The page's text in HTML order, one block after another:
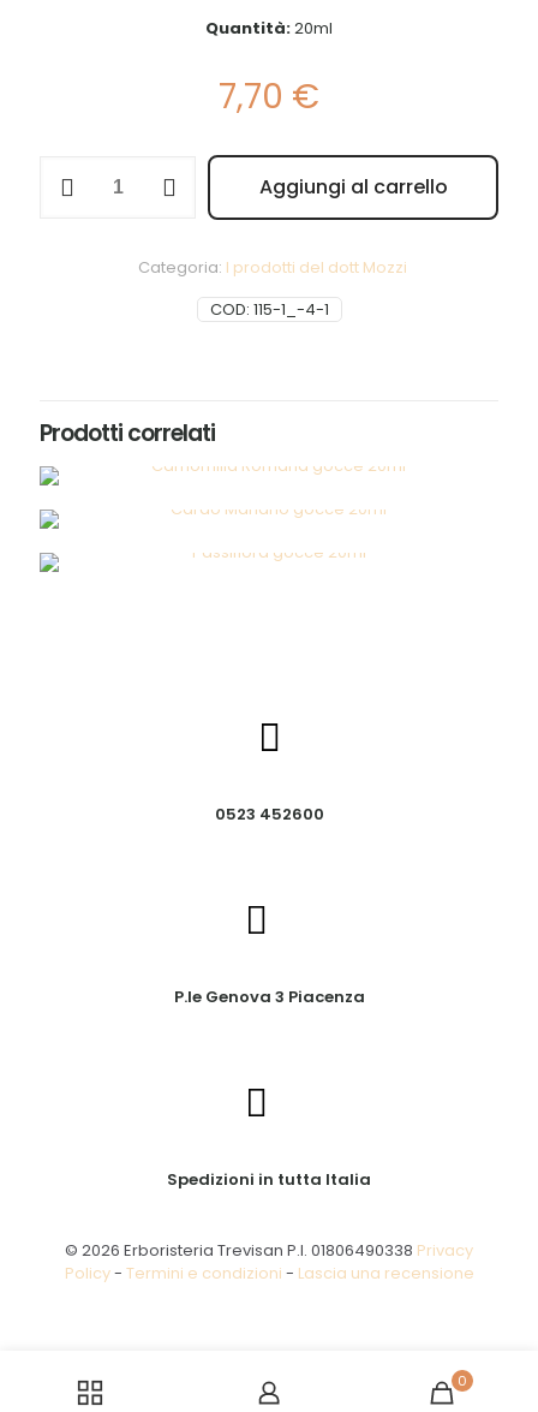
Quantità:20ml
7,70 €
gocce
Aggiungi al carrello
Alternative:
COD: 115-1_-4-1
Categoria: I prodotti del dott Mozzi
Prodotti correlati
0523 452600
P.le Genova 3 Piacenza
Spedizioni in tutta Italia
© 2026 Erboristeria Trevisan P.I. 01806490338 Privacy
Policy- Termini e condizioni - Lascia una recensione
0